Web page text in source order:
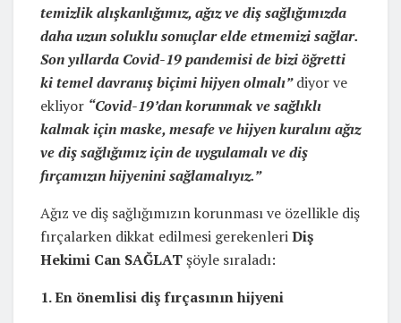
temizlik alışkanlığımız, ağız ve diş sağlığımızda
daha uzun soluklu sonuçlar elde etmemizi sağlar.
Son yıllarda Covid-19 pandemisi de bizi öğretti
ki temel davranış biçimi hijyen olmalı” diyor ve
ekliyor “Covid-19’dan korunmak ve sağlıklı
kalmak için maske, mesafe ve hijyen kuralını ağız
ve diş sağlığımız için de uygulamalı ve diş
fırçamızın hijyenini sağlamalıyız.”
Ağız ve diş sağlığımızın korunması ve özellikle diş
fırçalarken dikkat edilmesi gerekenleriDiş
Hekimi Can SAĞLATşöyle sıraladı:
1. En önemlisi diş fırçasının hijyeni